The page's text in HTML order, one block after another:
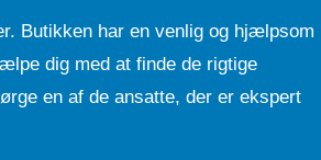
Butikken har en venlig og hjælpsom
dig med at finde de rigtige
en af de ansatte, der er ekspert